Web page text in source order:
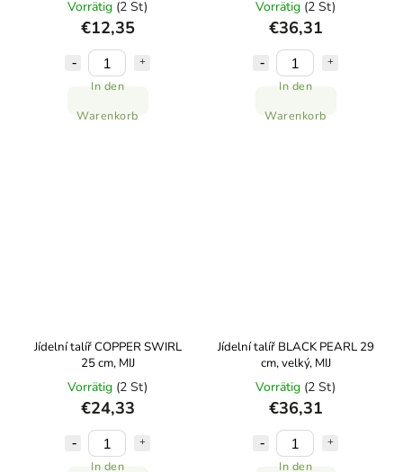
Vorrätig (2 St)
€12,35
In den
Warenkorb
Vorrätig (2 St)
€36,31
In den
Warenkorb
Jídelní talíř COPPER SWIRL
25 cm, MIJ
Vorrätig (2 St)
€24,33
In den
Jídelní talíř BLACK PEARL 29
cm, velký, MIJ
Vorrätig (2 St)
€36,31
In den